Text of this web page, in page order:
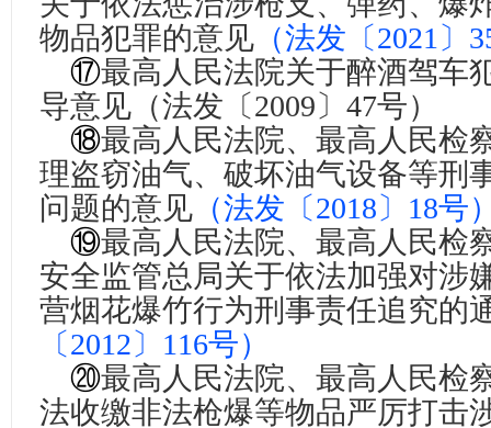
物品犯罪的意见 （法发〔2021〕
⑰最高人民法院关于醉酒驾车
导意见 （法发〔2009〕47号）
⑱最高人民法院、最高人民检
理盗窃油气、破坏油气设备等刑
问题的意见 （法发〔2018〕18号
⑲最高人民法院、最高人民检
安全监管总局关于依法加强对涉
营烟花爆竹行为刑事责任追究的
〔2012〕116号）
⑳最高人民法院、最高人民检
法收缴非法枪爆等物品严厉打击